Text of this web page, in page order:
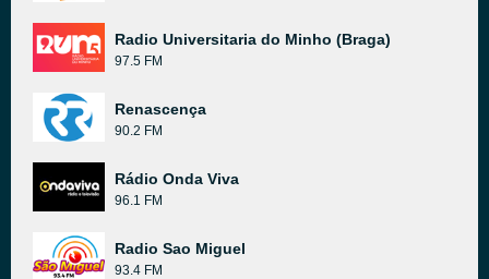
Radio Universitaria do Minho (Braga)
97.5 FM
Renascença
90.2 FM
Rádio Onda Viva
96.1 FM
Radio Sao Miguel
93.4 FM